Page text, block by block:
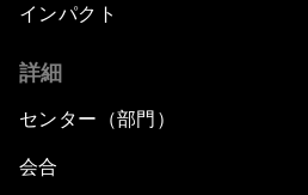
インパクト
詳細
センター（部門）
会合